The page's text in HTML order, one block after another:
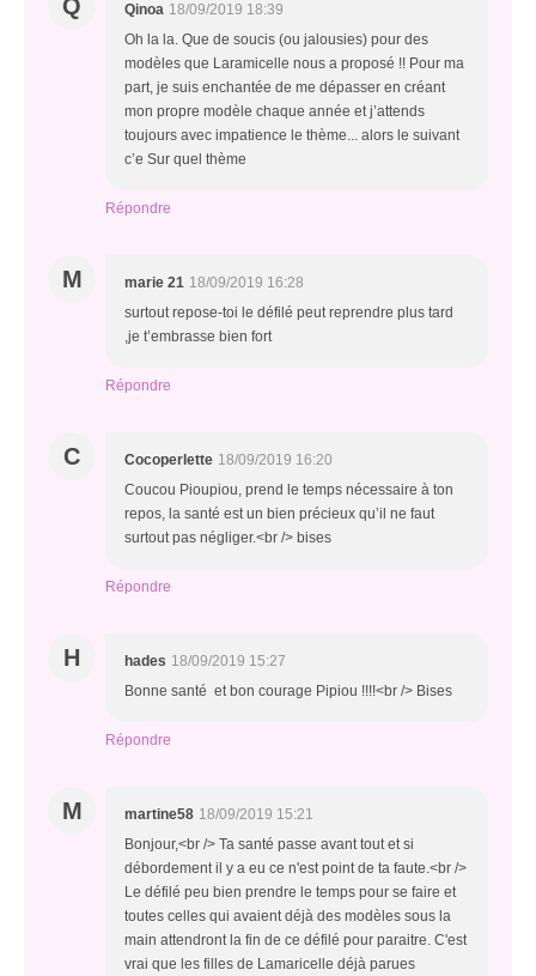
Q Qinoa 18/09/2019 18:39
Oh la la. Que de soucis (ou jalousies) pour des
modèles que Laramicelle nous a proposé !! Pour ma
part, je suis enchantée de me dépasser en créant
mon propre modèle chaque année et j’attends
toujours avec impatience le thème... alors le suivant
c’e Sur quel thème
Répondre
M marie 21 18/09/2019 16:28
surtout repose-toi le défilé peut reprendre plus tard
,je t’embrasse bien fort
Répondre
C Cocoperlette 18/09/2019 16:20
Coucou Pioupiou, prend le temps nécessaire à ton
repos, la santé est un bien précieux qu’il ne faut
surtout pas négliger.<br /> bises
Répondre
H hades 18/09/2019 15:27
Bonne santé et bon courage Pipiou !!!!<br /> Bises
Répondre
M martine58 18/09/2019 15:21
Bonjour,<br /> Ta santé passe avant tout et si
débordement il y a eu ce n'est point de ta faute.<br />
Le défilé peu bien prendre le temps pour se faire et
toutes celles qui avaient déjà des modèles sous la
main attendront la fin de ce défilé pour paraitre. C'est
vrai que les filles de Lamaricelle déjà parues